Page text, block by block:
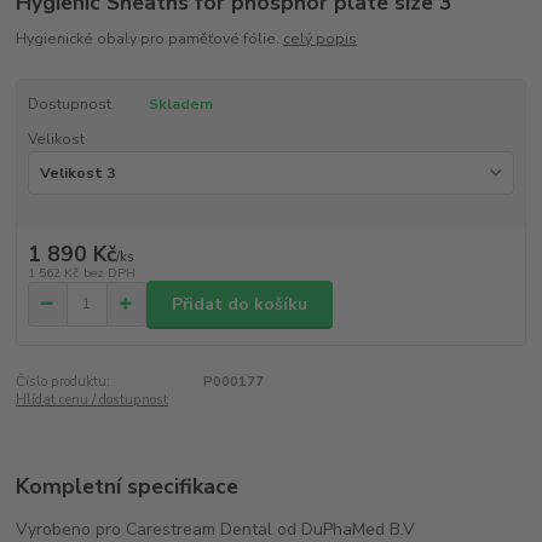
Hygienické obaly pro paměťové fólie. celý popis
Dostupnost
Skladem
Velikost
1 890 Kč/ks
1 562 Kč bez DPH
Přidat do košíku
Číslo produktu:
P000177
Hlídat cenu / dostupnost
Kompletní specifikace
Vyrobeno pro Carestream Dental od DuPhaMed B.V